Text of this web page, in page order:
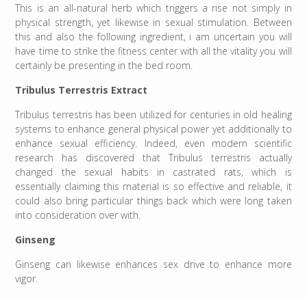
This is an all-natural herb which triggers a rise not simply in
physical strength, yet likewise in sexual stimulation. Between
this and also the following ingredient, i am uncertain you will
have time to strike the fitness center with all the vitality you will
certainly be presenting in the bed room.
Tribulus Terrestris Extract
Tribulus terrestris has been utilized for centuries in old healing
systems to enhance general physical power yet additionally to
enhance sexual efficiency. Indeed, even modern scientific
research has discovered that Tribulus terrestris actually
changed the sexual habits in castrated rats, which is
essentially claiming this material is so effective and reliable, it
could also bring particular things back which were long taken
into consideration over with.
Ginseng
Ginseng can likewise enhances sex drive to enhance more
vigor.